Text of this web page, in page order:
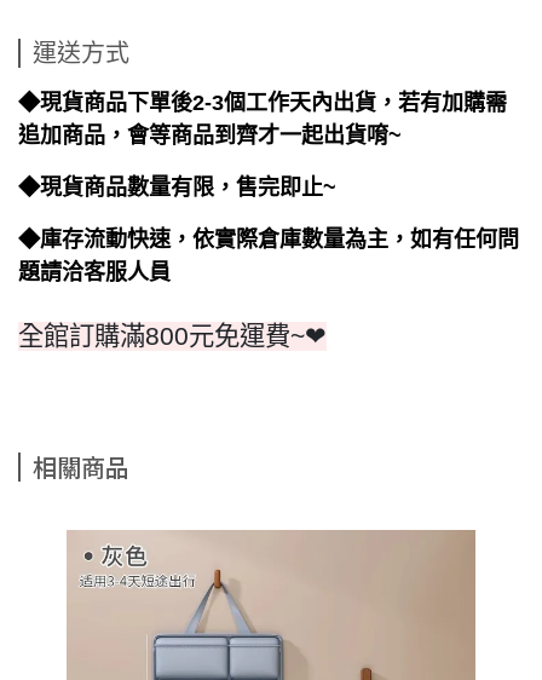
運送方式
◆現貨商品下單後2-3個工作天內出貨，若有加購需
追加商品，會等商品到齊才一起出貨唷~
◆現貨商品數量有限，售完即止~
◆庫存流動快速，依實際倉庫數量為主，如有任何問
題請洽客服人員
全館訂購滿800元免運費~❤
相關商品